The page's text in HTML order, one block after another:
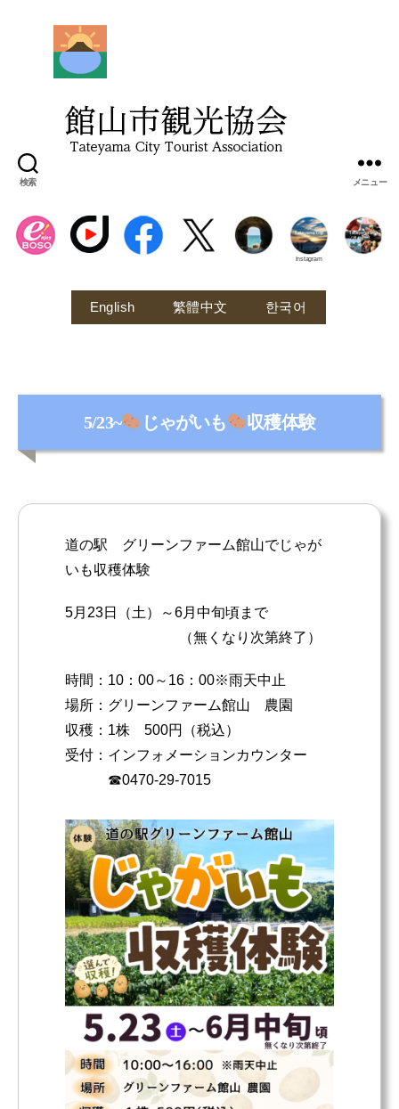
検索
光
協
会
メニュー
Instagram
English 繁體中文 한국어
テ
5/23~ じゃがいも 収穫体験
道の駅 グリーンファーム館山でじゃが
いも収穫体験
5月23日（土）～6月中旬頃まで
（無くなり次第終了）
時間：10：00～16：00※雨天中止
場所：グリーンファーム館山 農園
収穫：1株 500円（税込）
受付：インフォメーションカウンター
☎0470-29-7015